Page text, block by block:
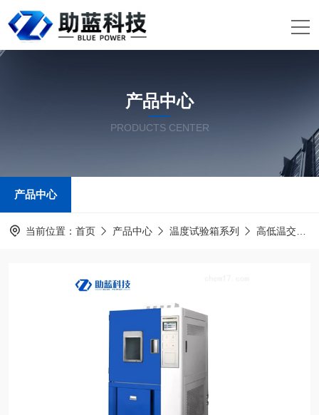
产品中心
PRODUCTS CENTER
产品中心
当前位置： 首页 产品中心 温度试验箱系列 高低温交变湿热试验箱